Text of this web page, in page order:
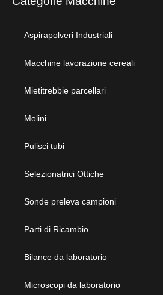
Aspirapolveri Industriali
Macchine lavorazione cereali
Mietitrebbie parcellari
Molini
Pulisci tubi
Selezionatrici Ottiche
Sonde preleva campioni
Parti di Ricambio
Bilance da laboratorio
Microscopi da laboratorio